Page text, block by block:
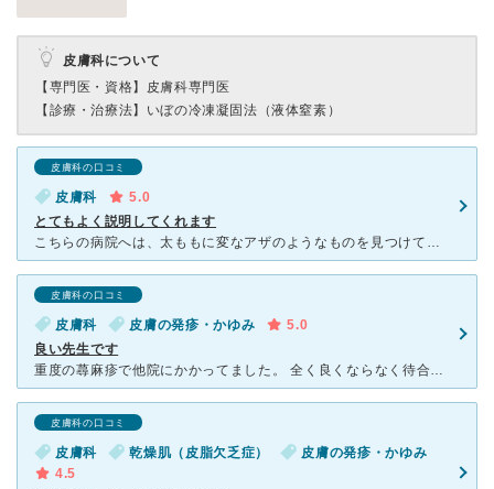
皮膚科について
【専門医・資格】 皮膚科専門医
【診療・治療法】 いぼの冷凍凝固法（液体窒素）
皮膚科の口コミ
皮膚科
5.0
とてもよく説明してくれます
こちらの病院へは、太ももに変なアザのようなものを見つけてしまい、もしかしたらメラノーマかもと心配になり受診しました。 とても混んでいてかなり待つようだったので受付だけして車で待っていました。 やっ
皮膚科の口コミ
皮膚科 皮膚の発疹・かゆみ
5.0
良い先生です
重度の蕁麻疹で他院にかかってました。 全く良くならなく待合室で疲れ切って待っていたところ、そこの看護師さんがそっと近づいてきて、おおくら皮膚科に行ってごらんと耳打ちし、足早に去っていきました。 多
皮膚科の口コミ
皮膚科 乾燥肌（皮脂欠乏症）
皮膚の発疹・かゆみ
4.5